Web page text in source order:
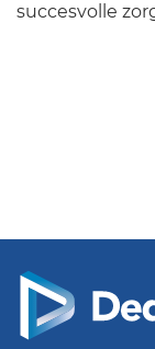
succesvolle